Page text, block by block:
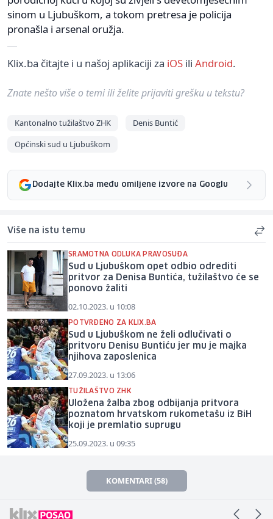
sinom u Ljubuškom, a tokom pretresa je policija
pronašla i arsenal oružja.
Klix.ba čitajte i u našoj aplikaciji za iOS ili Android.
Znate nešto više o temi ili želite prijaviti grešku u tekstu?
Kantonalno tužilaštvo ZHK
Denis Buntić
Općinski sud u Ljubuškom
Dodajte Klix.ba među omiljene izvore na Googlu
Više na istu temu
SRAMOTNA ODLUKA PRAVOSUĐA
Sud u Ljubuškom opet odbio odrediti
pritvor za Denisa Buntića, tužilaštvo će se
ponovo žaliti
02.10.2023. u 10:08
POTVRĐENO ZA KLIX.BA
Sud u Ljubuškom ne želi odlučivati o
pritvoru Denisu Buntiću jer mu je majka
njihova zaposlenica
27.09.2023. u 13:06
TUŽILAŠTVO ZHK
Uložena žalba zbog odbijanja pritvora
poznatom hrvatskom rukometašu iz BiH
koji je premlatio suprugu
25.09.2023. u 09:35
KOMENTARI (58)